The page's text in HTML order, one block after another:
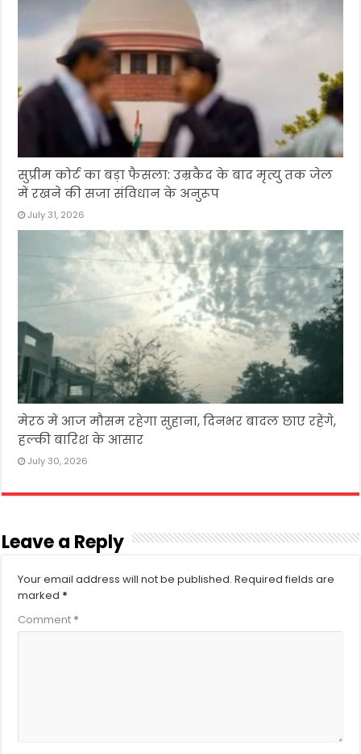
सुप्रीम कोर्ट का बड़ा फैसला: उम्रकैद के बाद मृत्यु तक जेल
में रखने की सजा संविधान के अनुरूप
July 31, 2026
मेरठ में आज मौसम रहेगा सुहाना, दिनभर बादल छाए रहेंगे,
हल्की बारिश के आसार
July 30, 2026
Leave a Reply
Your email address will not be published. Required fields are
marked *
Comment *